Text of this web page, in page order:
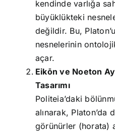
kendinde varlığa
büyüklükteki
değildir. Bu,
nesnelerinin
açar.
Eikōn ve Noeton
Tasarımı
Politeia’daki
alınarak, Platon’da
görünürler (horata)